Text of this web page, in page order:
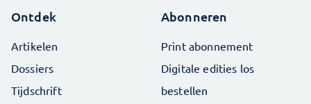
Ontdek
Artikelen
Dossiers
Tijdschrift
Abonneren
Print abonnement
Digitale edities los
bestellen